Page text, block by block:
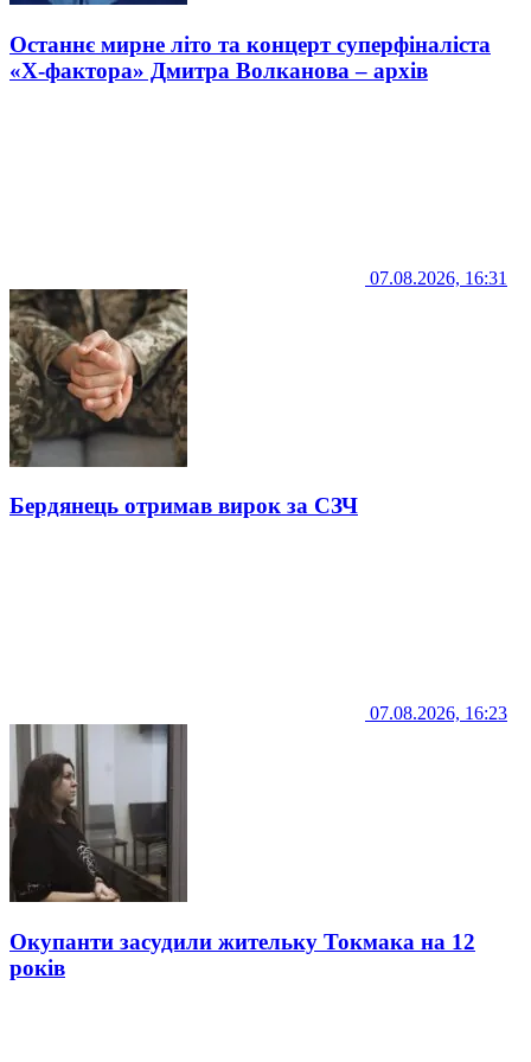
Останнє мирне літо та концерт суперфіналіста
«Х-фактора» Дмитра Волканова – архів
07.08.2026, 16:31
Бердянець отримав вирок за СЗЧ
07.08.2026, 16:23
Окупанти засудили жительку Токмака на 12
років